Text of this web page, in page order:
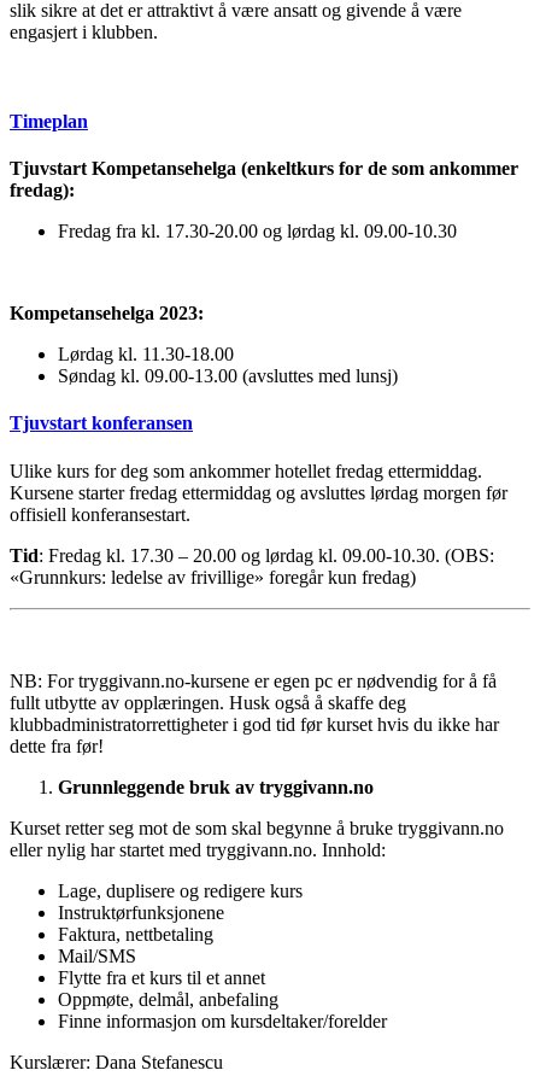
slik sikre at det er attraktivt å være ansatt og givende å være
engasjert i klubben.
Timeplan
Tjuvstart Kompetansehelga (enkeltkurs for de som ankommer
fredag):
Fredag fra kl. 17.30-20.00 og lørdag kl. 09.00-10.30
Kompetansehelga 2023:
Lørdag kl. 11.30-18.00
Søndag kl. 09.00-13.00 (avsluttes med lunsj)
Tjuvstart konferansen
Ulike kurs for deg som ankommer hotellet fredag ettermiddag.
Kursene starter fredag ettermiddag og avsluttes lørdag morgen før
offisiell konferansestart.
Tid: Fredag kl. 17.30 – 20.00 og lørdag kl. 09.00-10.30. (OBS:
«Grunnkurs: ledelse av frivillige» foregår kun fredag)
NB: For tryggivann.no-kursene er egen pc er nødvendig for å få
fullt utbytte av opplæringen. Husk også å skaffe deg
klubbadministratorrettigheter i god tid før kurset hvis du ikke har
dette fra før!
Grunnleggende bruk av tryggivann.no
Kurset retter seg mot de som skal begynne å bruke tryggivann.no
eller nylig har startet med tryggivann.no. Innhold:
Lage, duplisere og redigere kurs
Instruktørfunksjonene
Faktura, nettbetaling
Mail/SMS
Flytte fra et kurs til et annet
Oppmøte, delmål, anbefaling
Finne informasjon om kursdeltaker/forelder
Kurslærer: Dana Stefanescu